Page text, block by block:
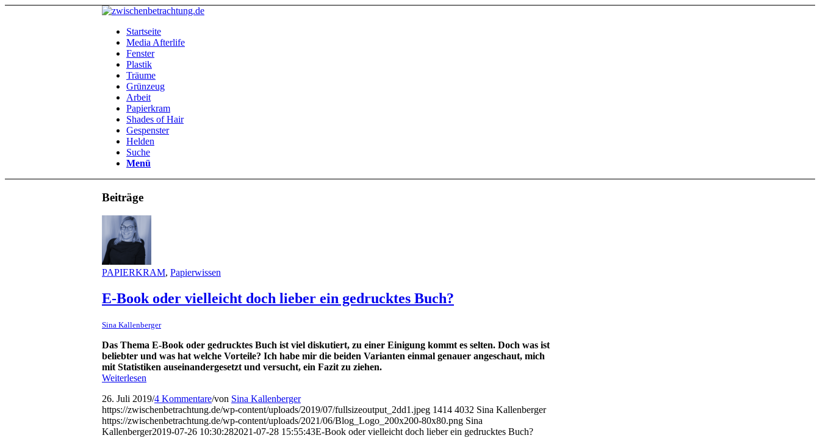
Startseite
Media Afterlife
Fenster
Plastik
Träume
Grünzeug
Arbeit
Papierkram
Shades of Hair
Gespenster
Helden
Suche
Menü
Beiträge
PAPIERKRAM, Papierwissen
E-Book oder vielleicht doch lieber ein gedrucktes Buch?
Sina Kallenberger
Das Thema E-Book oder gedrucktes Buch ist viel diskutiert, zu einer Einigung kommt es selten. Doch was ist
beliebter und was hat welche Vorteile? Ich habe mir die beiden Varianten einmal genauer angeschaut, mich
mit Statistiken auseinandergesetzt und versucht, ein Fazit zu ziehen.
Weiterlesen
26. Juli 2019/4 Kommentare/von Sina Kallenberger
https://zwischenbetrachtung.de/wp-content/uploads/2019/07/fullsizeoutput_2dd1.jpeg 1414 4032 Sina Kallenberger
https://zwischenbetrachtung.de/wp-content/uploads/2021/06/Blog_Logo_200x200-80x80.png Sina
Kallenberger2019-07-26 10:30:282021-07-28 15:55:43E-Book oder vielleicht doch lieber ein gedrucktes Buch?